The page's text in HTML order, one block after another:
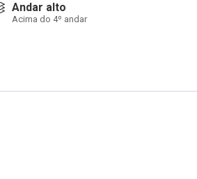
Andar alto
Acima do 4º andar